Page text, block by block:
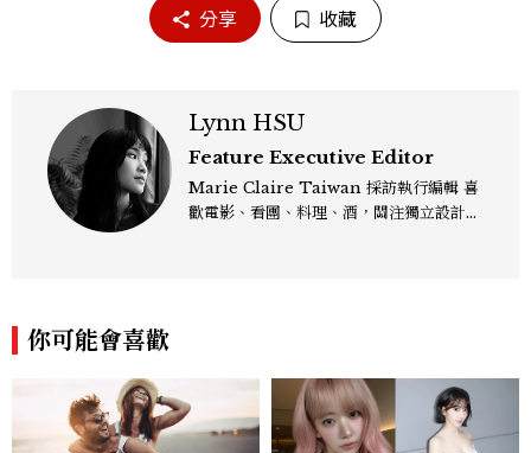
分享 收藏
Lynn HSU
Feature Executive Editor
Marie Claire Taiwan 採訪執行編輯 喜
歡電影、看團、料理、酒，關注獨立設計和
你可能會喜歡